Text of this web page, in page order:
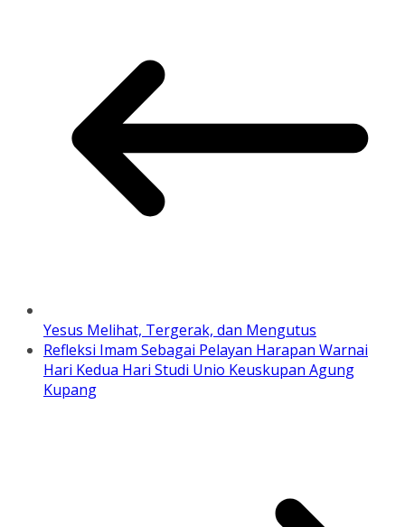
Yesus Melihat, Tergerak, dan Mengutus
Refleksi Imam Sebagai Pelayan Harapan Warnai
Hari Kedua Hari Studi Unio Keuskupan Agung
Kupang